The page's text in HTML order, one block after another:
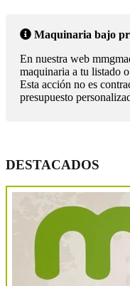
Maquinaria bajo
En nuestra web
maquinaria a tu listado
Esta acción no es
presupuesto
DESTACADOS